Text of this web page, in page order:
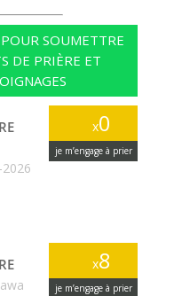
SOUMETTRE
DE PRIÈRE ET
x0
je m’engage à prier
x8
je m’engage à prier